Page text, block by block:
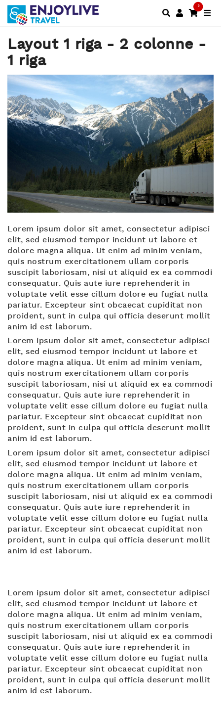
0
Layout 1 riga - 2 colonne -
1 riga
Lorem ipsum dolor sit amet, consectetur adipisci
elit, sed eiusmod tempor incidunt ut labore et
dolore magna aliqua. Ut enim ad minim veniam,
quis nostrum exercitationem ullam corporis
suscipit laboriosam, nisi ut aliquid ex ea commodi
consequatur. Quis aute iure reprehenderit in
voluptate velit esse cillum dolore eu fugiat nulla
pariatur. Excepteur sint obcaecat cupiditat non
proident, sunt in culpa qui officia deserunt mollit
anim id est laborum.
Lorem ipsum dolor sit amet, consectetur adipisci
elit, sed eiusmod tempor incidunt ut labore et
dolore magna aliqua. Ut enim ad minim veniam,
quis nostrum exercitationem ullam corporis
suscipit laboriosam, nisi ut aliquid ex ea commodi
consequatur. Quis aute iure reprehenderit in
voluptate velit esse cillum dolore eu fugiat nulla
pariatur. Excepteur sint obcaecat cupiditat non
proident, sunt in culpa qui officia deserunt mollit
anim id est laborum.
Lorem ipsum dolor sit amet, consectetur adipisci
elit, sed eiusmod tempor incidunt ut labore et
dolore magna aliqua. Ut enim ad minim veniam,
quis nostrum exercitationem ullam corporis
suscipit laboriosam, nisi ut aliquid ex ea commodi
consequatur. Quis aute iure reprehenderit in
voluptate velit esse cillum dolore eu fugiat nulla
pariatur. Excepteur sint obcaecat cupiditat non
proident, sunt in culpa qui officia deserunt mollit
anim id est laborum.
Lorem ipsum dolor sit amet, consectetur adipisci
elit, sed eiusmod tempor incidunt ut labore et
dolore magna aliqua. Ut enim ad minim veniam,
quis nostrum exercitationem ullam corporis
suscipit laboriosam, nisi ut aliquid ex ea commodi
consequatur. Quis aute iure reprehenderit in
voluptate velit esse cillum dolore eu fugiat nulla
pariatur. Excepteur sint obcaecat cupiditat non
proident, sunt in culpa qui officia deserunt mollit
anim id est laborum.